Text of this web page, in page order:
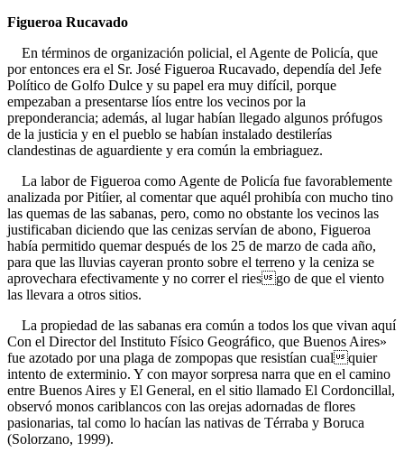
Figueroa Rucavado
En términos de organización policial, el Agente de Policía, que
por entonces era el Sr. José Figueroa Rucavado, dependía del Jefe
Político de Golfo Dulce y su papel era muy difícil, porque
empezaban a presentarse líos entre los vecinos por la
preponderancia; además, al lugar habían llegado algunos prófugos
de la justicia y en el pueblo se habían instalado destilerías
clandestinas de aguardiente y era común la embriaguez.
La labor de Figueroa como Agente de Policía fue favorablemente
analizada por Pitíier, al comentar que aquél prohibía con mucho tino
las quemas de las sabanas, pero, como no obstante los vecinos las
justificaban diciendo que las cenizas servían de abono, Figueroa
había permitido quemar después de los 25 de marzo de cada año,
para que las lluvias cayeran pronto sobre el terreno y la ceniza se
aprovechara efectivamente y no correr el riesgo de que el viento
las llevara a otros sitios.
La propiedad de las sabanas era común a todos los que vivan aquí
Con el Director del Instituto Físico Geográfico, que Buenos Aires»
fue azotado por una plaga de zompopas que resistían cualquier
intento de exterminio. Y con mayor sorpresa narra que en el camino
entre Buenos Aires y El General, en el sitio llamado El Cordoncillal,
observó monos cariblancos con las orejas adornadas de flores
pasionarias, tal como lo hacían las nativas de Térraba y Boruca
(Solorzano, 1999).